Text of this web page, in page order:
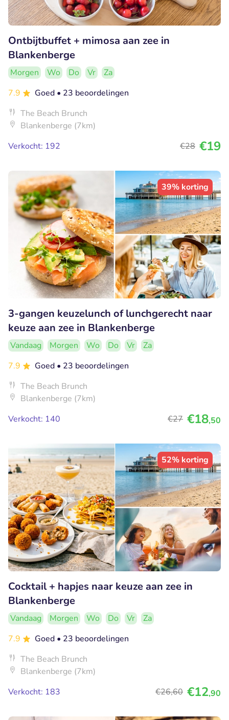
Ontbijtbuffet + mimosa aan zee in
Blankenberge
Morgen Wo Do Vr
Za
7.9
Goed • 23 beoordelingen
The Beach Brunch
Blankenberge (7km)
Verkocht: 192
€28 €19
39% korting
3-gangen keuzelunch of lunchgerecht naar
keuze aan zee in Blankenberge
Vandaag Morgen Wo Do Vr
Za
7.9
Goed • 23 beoordelingen
The Beach Brunch
Blankenberge (7km)
Verkocht: 140
€27 €18,50
52% korting
Cocktail + hapjes naar keuze aan zee in
Blankenberge
Vandaag Morgen Wo Do Vr
Za
7.9
Goed • 23 beoordelingen
The Beach Brunch
Blankenberge (7km)
Verkocht: 183
€26,60 €12,90